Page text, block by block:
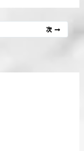
次